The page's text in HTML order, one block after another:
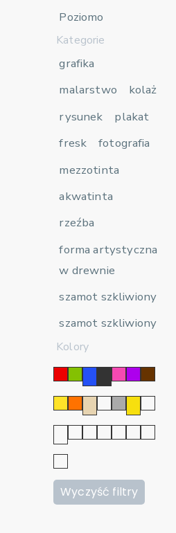
Poziomo
Kategorie
grafika
malarstwo
kolaż
rysunek
plakat
fresk
fotografia
mezzotinta
akwatinta
rzeźba
forma artystyczna
w drewnie
szamot szkliwiony
szamot szkliwiony
Kolory
Wyczyść filtry